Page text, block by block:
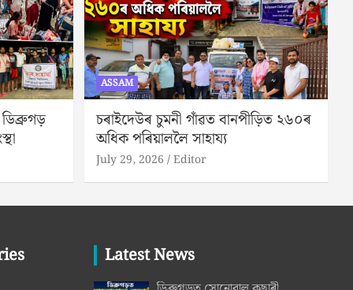
ASSAM
চৰাইদেউৰ চুমনী গাঁৱত বানপীড়িত ২৬০ৰ
অধিক পৰিয়াললৈ সাহায্য
July 29, 2026 Editor
Latest News